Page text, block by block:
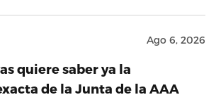
Ago 6, 2026
quiere saber ya la
de la Junta de la AAA